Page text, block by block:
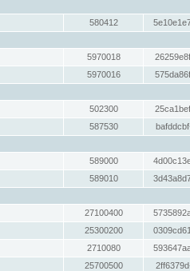
580412
5970018
5970016
502300
587530
589000
589010
27100400
25300200
2710080
25700500